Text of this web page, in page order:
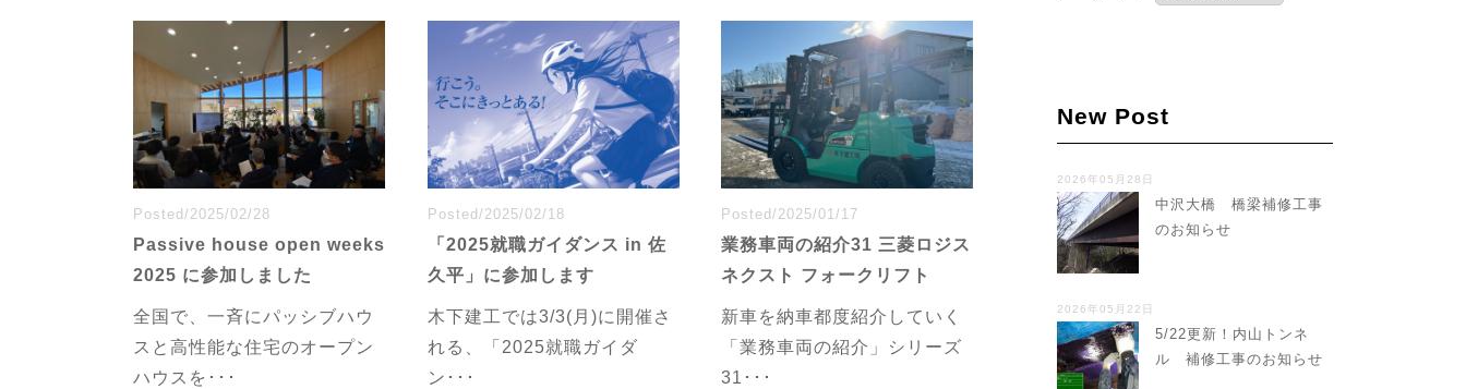
Posted/2025/02/28
Passive house open weeks
2025 に参加しました
全国で、一斉にパッシブハウ
スと高性能な住宅のオープン
ハウスを･･･
Posted/2025/02/18
「2025就職ガイダンス in 佐
久平」に参加します
木下建工では3/3(月)に開催さ
れる、「2025就職ガイダ
ン･･･
Posted/2025/01/17
業務車両の紹介31 三菱ロジス
ネクスト フォークリフト
新車を納車都度紹介していく
「業務車両の紹介」シリーズ
31･･･
New Post
2026年05月28日
中沢大橋 橋梁補修工事
のお知らせ
2026年05月22日
5/22更新！内山トンネ
ル 補修工事のお知らせ